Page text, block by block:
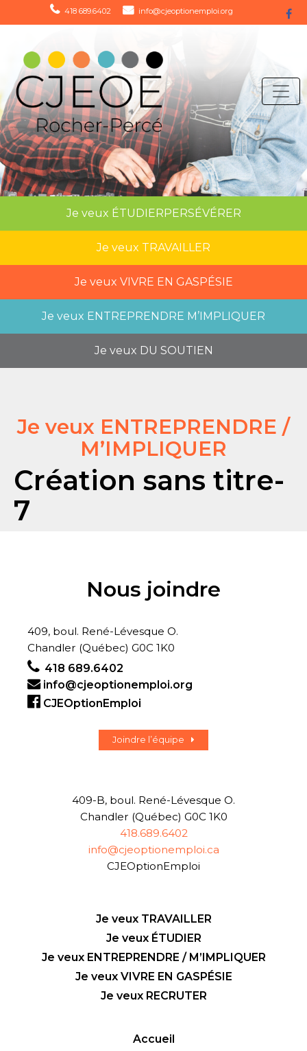
418 689.6402 info@cjeoptionemploi.org
Je veux ÉTUDIERPERSÉVÉRER
Je veux TRAVAILLER
Je veux VIVRE EN GASPÉSIE
Je veux ENTREPRENDRE M’IMPLIQUER
Je veux DU SOUTIEN
Je veux ENTREPRENDRE /
M’IMPLIQUER
Création sans titre-
7
Nous joindre
409, boul. René-Lévesque O.
Chandler (Québec) G0C 1K0
418 689.6402
info@cjeoptionemploi.org
CJEOptionEmploi
Joindre l’équipe
409-B, boul. René-Lévesque O.
Chandler (Québec) G0C 1K0
418.689.6402
info@cjeoptionemploi.ca
CJEOptionEmploi
Je veux TRAVAILLER
Je veux ÉTUDIER
Je veux ENTREPRENDRE / M’IMPLIQUER
Je veux VIVRE EN GASPÉSIE
Je veux RECRUTER
Accueil